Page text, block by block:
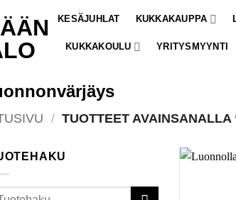
KESÄJUHLAT KUKKAKAUPPA
KUKKAKOULU YRITYSMYYNTI
/ TUOTTEET